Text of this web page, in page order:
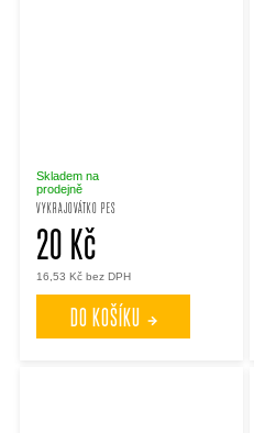
VYKRAJOVÁTKO PES
Skladem na
prodejně
16,53 Kč bez DPH
20 Kč
DO KOŠÍKU